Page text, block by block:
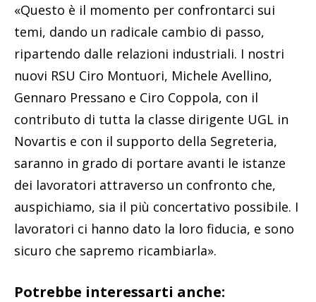
«Questo è il momento per confrontarci sui
temi, dando un radicale cambio di passo,
ripartendo dalle relazioni industriali. I nostri
nuovi RSU Ciro Montuori, Michele Avellino,
Gennaro Pressano e Ciro Coppola, con il
contributo di tutta la classe dirigente UGL in
Novartis e con il supporto della Segreteria,
saranno in grado di portare avanti le istanze
dei lavoratori attraverso un confronto che,
auspichiamo, sia il più concertativo possibile. I
lavoratori ci hanno dato la loro fiducia, e sono
sicuro che sapremo ricambiarla».
Potrebbe interessarti anche: